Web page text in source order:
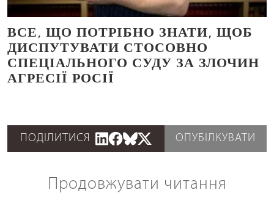
ВСЕ, ЩО ПОТРІБНО ЗНАТИ, ЩОБ
ДИСПУТУВАТИ СТОСОВНО
СПЕЦІАЛЬНОГО СУДУ ЗА ЗЛОЧИН
АГРЕСІЇ РОСІЇ
ПОДІЛИТИСЯ ОПУБІЛКУВАТИ
Продовжувати читання